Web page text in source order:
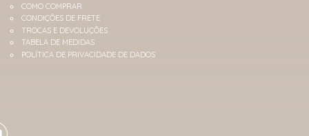
COMO COMPRAR
CONDIÇÕES DE FRETE
TROCAS E DEVOLUÇÕES
TABELA DE MEDIDAS
POLÍTICA DE PRIVACIDADE DE DADOS